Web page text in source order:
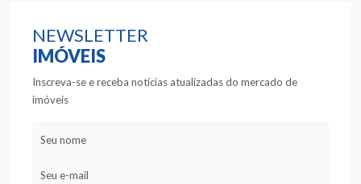
NEWSLETTER
IMÓVEIS
Inscreva-se e receba notícias atualizadas do mercado de
imóveis